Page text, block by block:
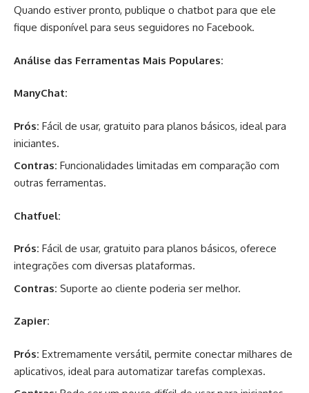
Quando estiver pronto, publique o chatbot para que ele
fique disponível para seus seguidores no Facebook.
Análise das Ferramentas Mais Populares:
ManyChat:
Prós: Fácil de usar, gratuito para planos básicos, ideal para
iniciantes.
Contras: Funcionalidades limitadas em comparação com
outras ferramentas.
Chatfuel:
Prós: Fácil de usar, gratuito para planos básicos, oferece
integrações com diversas plataformas.
Contras: Suporte ao cliente poderia ser melhor.
Zapier:
Prós: Extremamente versátil, permite conectar milhares de
aplicativos, ideal para automatizar tarefas complexas.